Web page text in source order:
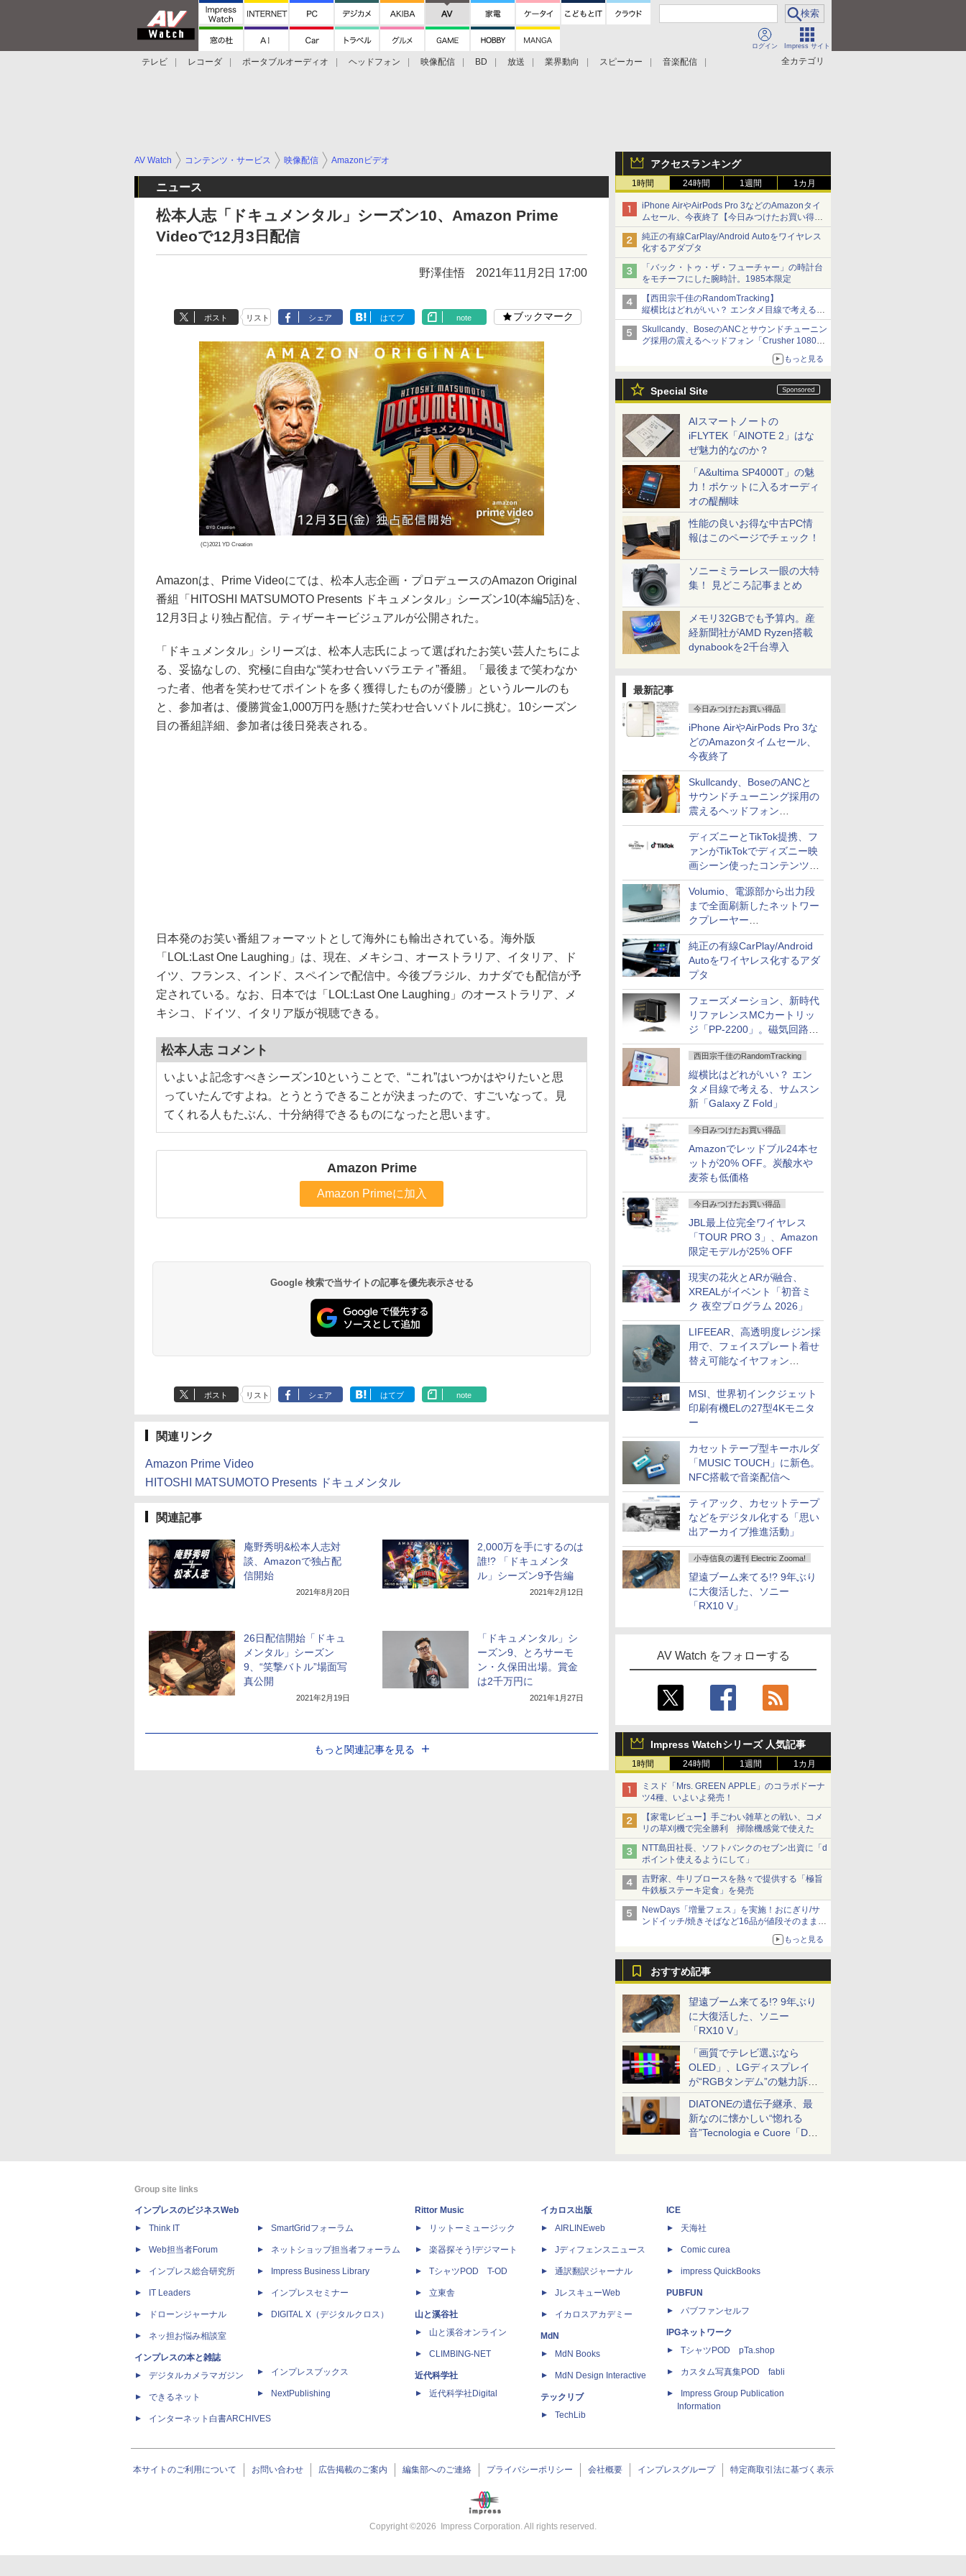
ログイン Impress サイト
全カテゴリ
テレビ レコーダ ポータブルオーディオ ヘッドフォン 映像配信 BD 放送 業界動向 スピーカー
音楽配信
アクセスランキング
1時間 24時間 1週間 1カ月
iPhone AirやAirPods Pro 3などのAmazonタイ
ムセール、今夜終了【今日みつけたお買い得
品】
純正の有線CarPlay/Android Autoをワイヤレス
化するアダプタ
「バック・トゥ・ザ・フューチャー」の時計台
をモチーフにした腕時計。1985本限定
【西田宗千佳のRandomTracking】
縦横比はどれがいい？ エンタメ目線で考える、
サムスン新「Galaxy Z Fold」
Skullcandy、BoseのANCとサウンドチューニン
グ採用の震えるヘッドフォン「Crusher 1080
もっと見る
Special Site
AIスマートノートの
iFLYTEK「AINOTE 2」はな
ぜ魅力的なのか？
「A&ultima SP4000T」の魅
力！ポケットに入るオーディ
オの醍醐味
性能の良いお得な中古PC情
報はこのページでチェック！
ソニーミラーレス一眼の大特
集！ 見どころ記事まとめ
メモリ32GBでも予算内。産
経新聞社がAMD Ryzen搭載
dynabookを2千台導入
最新記事
今日みつけたお買い得品
iPhone AirやAirPods Pro 3な
どのAmazonタイムセール、
今夜終了
Skullcandy、BoseのANCと
サウンドチューニング採用の
震えるヘッドフォン
「Crusher 1080 ANC」
ディズニーとTikTok提携、フ
ァンがTikTokでディズニー映
画シーン使ったコンテンツ制
作、Disney+にも配信
Volumio、電源部から出力段
まで全面刷新したネットワー
クプレーヤー
「Primo（2026）」
純正の有線CarPlay/Android
Autoをワイヤレス化するアダ
プタ
フェーズメーション、新時代
リファレンスMCカートリッ
ジ「PP-2200」。磁気回路や
ハウジングを根本から見直し
西田宗千佳のRandomTracking
縦横比はどれがいい？ エン
タメ目線で考える、サムスン
新「Galaxy Z Fold」
今日みつけたお買い得品
Amazonでレッドブル24本セ
ットが20% OFF。炭酸水や
麦茶も低価格
今日みつけたお買い得品
JBL最上位完全ワイヤレス
「TOUR PRO 3」、Amazon
限定モデルが25% OFF
現実の花火とARが融合、
XREALがイベント「初音ミ
ク 夜空プログラム 2026」
LIFEEAR、高透明度レジン採
用で、フェイスプレート着せ
替え可能なイヤフォン
MSI、世界初インクジェット
印刷有機ELの27型4Kモニタ
ー
カセットテープ型キーホルダ
「MUSIC TOUCH」に新色。
NFC搭載で音楽配信へ
ティアック、カセットテープ
などをデジタル化する「思い
出アーカイブ推進活動」
小寺信良の週刊 Electric Zooma!
望遠ブーム来てる!? 9年ぶり
に大復活した、ソニー
「RX10 V」
AV Watch をフォローする
Impress Watchシリーズ 人気記事
1時間 24時間 1週間 1カ月
ミスド「Mrs. GREEN APPLE」のコラボドーナ
ツ4種、いよいよ発売！
【家電レビュー】手ごわい雑草との戦い、コメ
リの草刈機で完全勝利 掃除機感覚で使えた
NTT島田社長、ソフトバンクのセブン出資に「d
ポイント使えるようにして」
吉野家、牛リブロースを熱々で提供する「極旨
牛鉄板ステーキ定食」を発売
NewDays「増量フェス」を実施！おにぎり/サ
ンドイッチ/焼きそばなど16品が値段そのままで
もっと見る
おすすめ記事
望遠ブーム来てる!? 9年ぶり
に大復活した、ソニー
「RX10 V」
「画質でテレビ選ぶなら
OLED」、LGディスプレイ
が“RGBタンデム”の魅力訴
求。液晶とのガチ比較も
DIATONEの遺伝子継承、最
新なのに懐かしい“惚れる
音”Tecnologia e Cuore「DS-
AV Watch コンテンツ・サービス 映像配信 Amazonビデオ
ニュース
松本人志「ドキュメンタル」シーズン10、Amazon Prime
Videoで12月3日配信
野澤佳悟 2021年11月2日 17:00
ポスト リスト シェア はてブ note ブックマーク
(C)2021 YD Creation
Amazonは、Prime Videoにては、松本人志企画・プロデュースのAmazon Original
番組「HITOSHI MATSUMOTO Presents ドキュメンタル」シーズン10(本編5話)を、
12月3日より独占配信。ティザーキービジュアルが公開された。
「ドキュメンタル」シリーズは、松本人志氏によって選ばれたお笑い芸人たちによ
る、妥協なしの、究極に自由な“笑わせ合いバラエティ”番組。「最後まで笑わなか
った者、他者を笑わせてポイントを多く獲得したものが優勝」というルールのも
と、参加者は、優勝賞金1,000万円を懸けた笑わせ合いバトルに挑む。10シーズン
目の番組詳細、参加者は後日発表される。
日本発のお笑い番組フォーマットとして海外にも輸出されている。海外版
「LOL:Last One Laughing」は、現在、メキシコ、オーストラリア、イタリア、ド
イツ、フランス、インド、スペインで配信中。今後ブラジル、カナダでも配信が予
定されている。なお、日本では「LOL:Last One Laughing」のオーストラリア、メ
キシコ、ドイツ、イタリア版が視聴できる。
松本人志 コメント
いよいよ記念すべきシーズン10ということで、“これ”はいつかはやりたいと思
っていたんですよね。とうとうできることが決まったので、すごいなって。見
てくれる人もたぶん、十分納得できるものになったと思います。
Amazon Prime
Amazon Primeに加入
Google 検索で当サイトの記事を優先表示させる
ポスト リスト シェア はてブ note
関連リンク
Amazon Prime Video
HITOSHI MATSUMOTO Presents ドキュメンタル
関連記事
庵野秀明&松本人志対
談、Amazonで独占配
信開始
2021年8月20日
2,000万を手にするのは
誰!? 「ドキュメンタ
ル」シーズン9予告編
2021年2月12日
26日配信開始「ドキュ
メンタル」シーズン
9、“笑撃バトル”場面写
真公開
2021年2月19日
「ドキュメンタル」シ
ーズン9、とろサーモ
ン・久保田出場。賞金
は2千万円に
2021年1月27日
もっと関連記事を見る
Group site links
インプレスのビジネスWeb
Think IT
Web担当者Forum
インプレス総合研究所
IT Leaders
ドローンジャーナル
ネッ担お悩み相談室
インプレスの本と雑誌
デジタルカメラマガジン
できるネット
インターネット白書ARCHIVES
SmartGridフォーラム
ネットショップ担当者フォーラム
Impress Business Library
インプレスセミナー
DIGITAL X（デジタルクロス）
インプレスブックス
NextPublishing
Rittor Music
リットーミュージック
楽器探そう!デジマート
TシャツPOD T-OD
立東舎
山と溪谷社
山と溪谷オンライン
CLIMBING-NET
近代科学社
近代科学社Digital
イカロス出版
AIRLINEweb
Jディフェンスニュース
通訳翻訳ジャーナル
JレスキューWeb
イカロスアカデミー
MdN
MdN Books
MdN Design Interactive
テックリブ
TechLib
ICE
天海社
Comic curea
impress QuickBooks
PUBFUN
パブファンセルフ
IPGネットワーク
TシャツPOD pTa.shop
カスタム写真集POD fabli
Impress Group Publication
Information
本サイトのご利用について お問い合わせ 広告掲載のご案内 編集部へのご連絡 プライバシーポリシー 会社概要 インプレスグループ 特定商取引法に基づく表示
Copyright ©2026 Impress Corporation. All rights reserved.